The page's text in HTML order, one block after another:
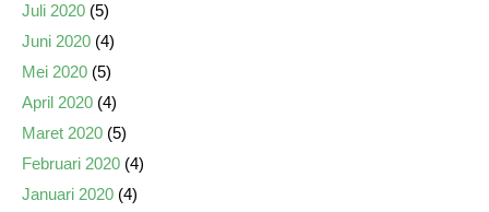
Juli 2020 (5)
Juni 2020 (4)
Mei 2020 (5)
April 2020 (4)
Maret 2020 (5)
Februari 2020 (4)
Januari 2020 (4)